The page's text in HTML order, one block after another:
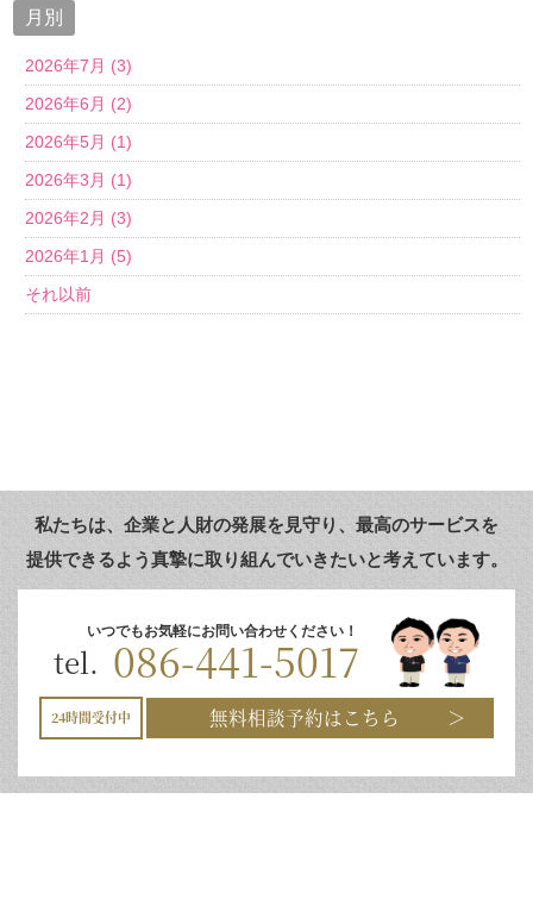
月別
2026年7月 (3)
2026年6月 (2)
2026年5月 (1)
2026年3月 (1)
2026年2月 (3)
2026年1月 (5)
それ以前
私たちは、企業と人財の発展を見守り、 最高のサービスを
提供できるよう真摯に取り組んでいきたいと考えています。
いつでもお気軽にお問い合わせください！
tel. 086-441-5017
24時間受付中 無料相談予約はこちら